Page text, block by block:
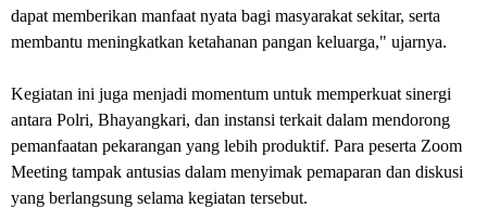
dapat memberikan manfaat nyata bagi masyarakat sekitar, serta
membantu meningkatkan ketahanan pangan keluarga," ujarnya.
Kegiatan ini juga menjadi momentum untuk memperkuat sinergi
antara Polri, Bhayangkari, dan instansi terkait dalam mendorong
pemanfaatan pekarangan yang lebih produktif. Para peserta Zoom
Meeting tampak antusias dalam menyimak pemaparan dan diskusi
yang berlangsung selama kegiatan tersebut.